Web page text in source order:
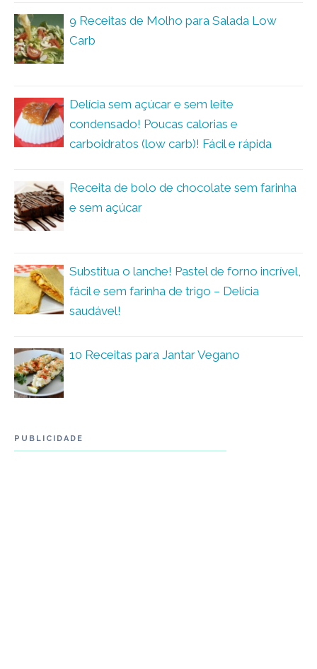
9 Receitas de Molho para Salada Low
Carb
Delícia sem açúcar e sem leite
condensado! Poucas calorias e
carboidratos (low carb)! Fácil e rápida
Receita de bolo de chocolate sem farinha
e sem açúcar
Substitua o lanche! Pastel de forno incrível,
fácil e sem farinha de trigo – Delícia
saudável!
10 Receitas para Jantar Vegano
PUBLICIDADE